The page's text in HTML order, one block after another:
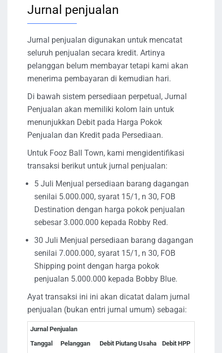
Jurnal penjualan
Jurnal penjualan digunakan untuk mencatat
seluruh penjualan secara kredit. Artinya
pelanggan belum membayar tetapi kami akan
menerima pembayaran di kemudian hari.
Di bawah sistem persediaan perpetual, Jurnal
Penjualan akan memiliki kolom lain untuk
menunjukkan Debit pada Harga Pokok
Penjualan dan Kredit pada Persediaan.
Untuk Fooz Ball Town, kami mengidentifikasi
transaksi berikut untuk jurnal penjualan:
5 Juli Menjual persediaan barang dagangan
senilai 5.000.000, syarat 15/1, n 30, FOB
Destination dengan harga pokok penjualan
sebesar 3.000.000 kepada Robby Red.
30 Juli Menjual persediaan barang dagangan
senilai 7.000.000, syarat 15/1, n 30, FOB
Shipping point dengan harga pokok
penjualan 5.000.000 kepada Bobby Blue.
Ayat transaksi ini ini akan dicatat dalam jurnal
penjualan (bukan entri jurnal umum) sebagai:
Jurnal Penjualan
Tanggal
Pelanggan Debit Piutang Usaha
Debit HPP